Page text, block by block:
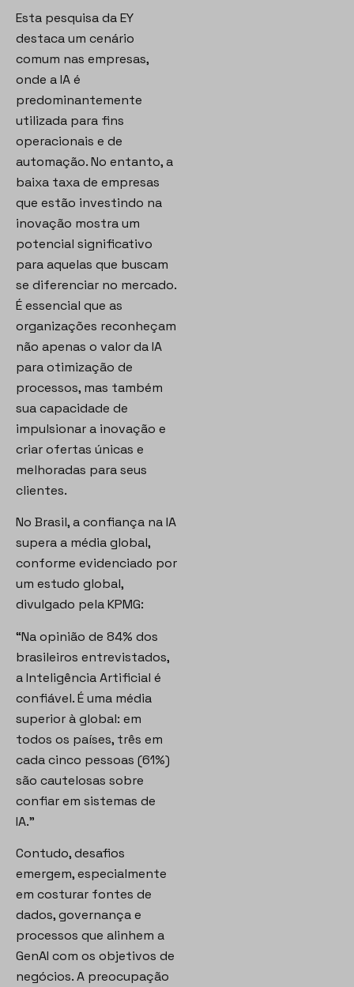
Esta pesquisa da EY
destaca um cenário
comum nas empresas,
onde a IA é
predominantemente
utilizada para fins
operacionais e de
automação. No entanto, a
baixa taxa de empresas
que estão investindo na
inovação mostra um
potencial significativo
para aquelas que buscam
se diferenciar no mercado.
É essencial que as
organizações reconheçam
não apenas o valor da IA
para otimização de
processos, mas também
sua capacidade de
impulsionar a inovação e
criar ofertas únicas e
melhoradas para seus
clientes.
No Brasil, a confiança na IA
supera a média global,
conforme evidenciado por
um estudo global,
divulgado pela KPMG:
“Na opinião de 84% dos
brasileiros entrevistados,
a Inteligência Artificial é
confiável. É uma média
superior à global: em
todos os países, três em
cada cinco pessoas (61%)
são cautelosas sobre
confiar em sistemas de
IA.”
Contudo, desafios
emergem, especialmente
em costurar fontes de
dados, governança e
processos que alinhem a
GenAI com os objetivos de
negócios. A preocupação